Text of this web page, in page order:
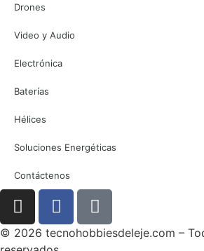
Drones
Video y Audio
Electrónica
Baterías
Hélices
Soluciones Energéticas
Contáctenos
© 2026 tecnohobbiesdeleje.com –